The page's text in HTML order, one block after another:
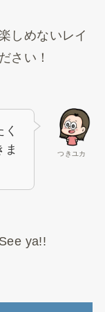
しめないレイ
さい！
つきユカ
ま
ya!!